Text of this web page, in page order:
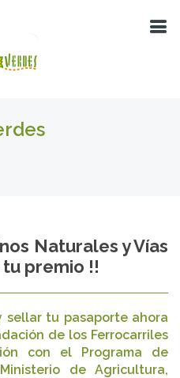
Naturales y Vías
tu premio !!
sellar tu pasaporte ahora
de los Ferrocarriles
con el Programa de
de Agricultura,